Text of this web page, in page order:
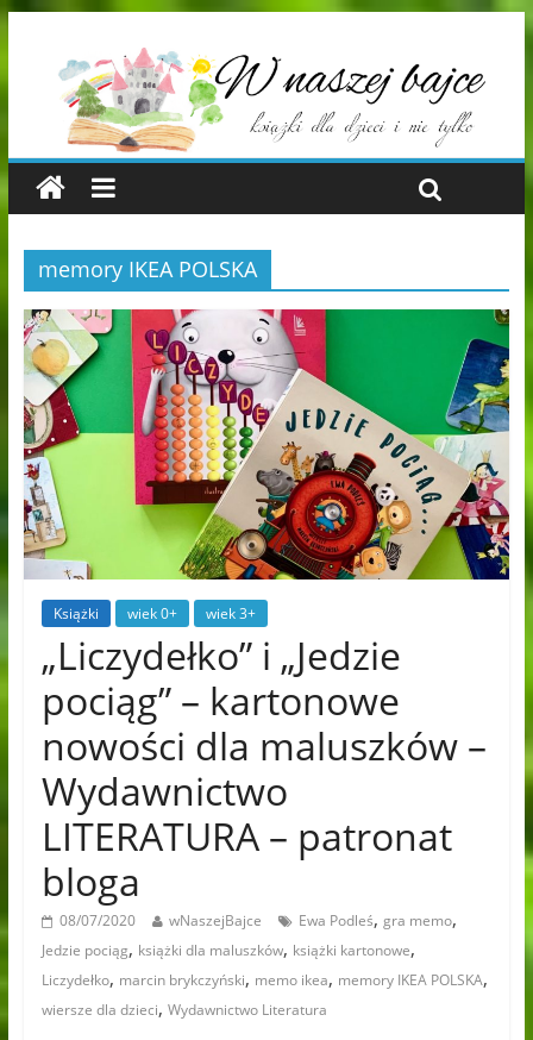
memory IKEA POLSKA
Książki wiek 0+ wiek 3+
„Liczydełko” i „Jedzie
pociąg” – kartonowe
nowości dla maluszków –
Wydawnictwo
LITERATURA – patronat
bloga
08/07/2020 wNaszejBajce Ewa Podleś, gra memo,
Jedzie pociąg, książki dla maluszków, książki kartonowe,
Liczydełko, marcin brykczyński, memo ikea, memory IKEA POLSKA,
wiersze dla dzieci, Wydawnictwo Literatura